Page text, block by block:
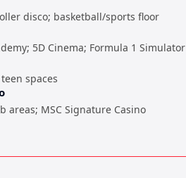
disco; basketball/sports floor
5D Cinema; Formula 1 Simulator
spaces
areas; MSC Signature Casino